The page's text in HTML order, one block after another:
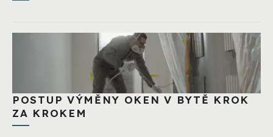
POSTUP VÝMĚNY OKEN V BYTĚ KROK
ZA KROKEM